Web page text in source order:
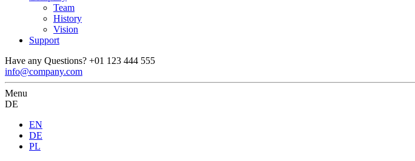
Team
History
Vision
Support
Have any Questions? +01 123 444 555
info@company.com
Menu
DE
EN
DE
PL